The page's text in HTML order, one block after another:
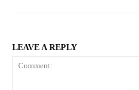
LEAVE A REPLY